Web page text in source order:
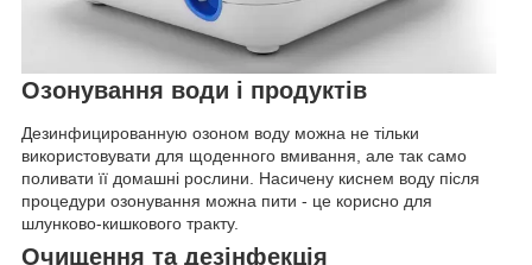
Озонування води і продуктів
Дезинфицированную озоном воду можна не тільки
використовувати для щоденного вмивання, але так само
поливати її домашні рослини. Насичену киснем воду після
процедури озонування можна пити - це корисно для
шлунково-кишкового тракту.
Очищення та дезінфекція